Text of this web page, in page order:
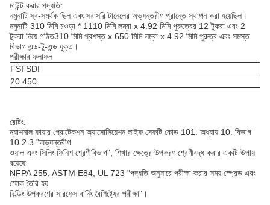
মাউন্ট করার পদ্ধতি:
নমুনাটি স্ব-সমর্থক ছিল এবং সরাসরি টানেলের অভ্যন্তরীণ প্রান্তে স্থাপন করা হয়েছিল।
নমুনাটি 310 মিমি চওড়া * 1110 মিমি লম্বা x 4.92 মিমি পুরুত্বের 12 টুকরা এবং 2
টুকরা নিয়ে গঠিত310 মিমি প্রশস্ত x 650 মিমি লম্বা x 4.92 মিমি পুরুত্ব এবং সমস্ত
বিভাগ এন্ড-টু-এন্ড যুক্ত।
পরীক্ষার ফলাফল
FSI SDI
20 450
রেটিং:
ন্যাশনাল ফায়ার প্রোটেকশন অ্যাসোসিয়েশন লাইফ সেফটি কোড 101. অধ্যায় 10. বিভাগ
10.2.3 "অভ্যন্তরীণ
ওয়াল এবং সিলিং ফিনিশ শ্রেণীবিভাগ", শিখার ক্ষেত্রে উপকরণ শ্রেণীবদ্ধ করার একটি উপায়
রয়েছে
NFPA 255, ASTM E84, UL 723 "পদ্ধতি অনুসারে পরীক্ষা করার সময় স্প্রেড এবং
স্মোক তৈরি হয়
বিল্ডিং উপকরণের সারফেস বার্নিং বৈশিষ্ট্যের পরীক্ষা"।